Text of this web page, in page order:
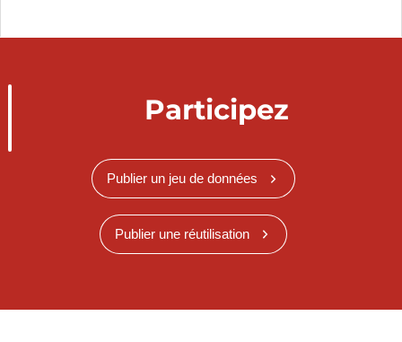
Participez
Publier un jeu de données
Publier une réutilisation